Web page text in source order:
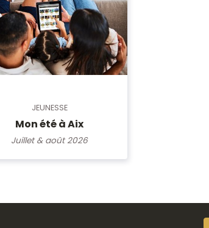
JEUNESSE
Mon été à Aix
Juillet & août 2026